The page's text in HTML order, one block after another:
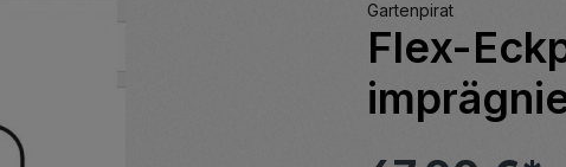
Gartenpirat
Flex-